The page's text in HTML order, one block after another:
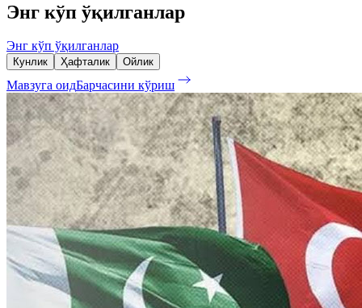
Энг кўп ўқилганлар
Энг кўп ўқилганлар
Кунлик Ҳафталик Ойлик
Мавзуга оидБарчасини кўриш